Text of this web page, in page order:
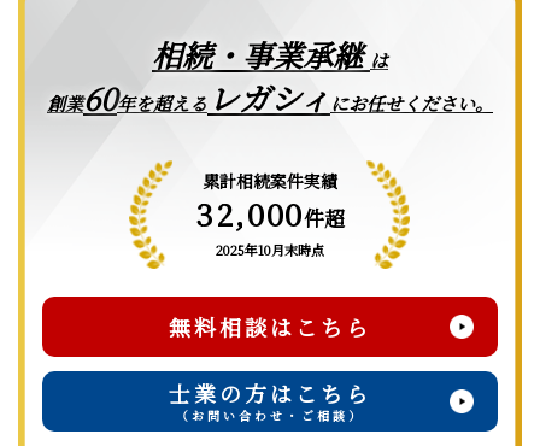
相続・事業承継は
創業60年を超える レガシィ にお任せください。
累計相続案件実績
32,000件超
2025年10月末時点
無料相談はこちら
士業の方はこちら
（お問い合わせ・ご相談）